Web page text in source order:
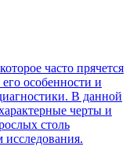
часто прячется
особенности и
В данной
черты и
столь